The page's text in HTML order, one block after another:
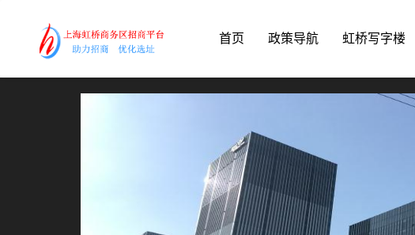
首页 政策导航 虹桥写字楼